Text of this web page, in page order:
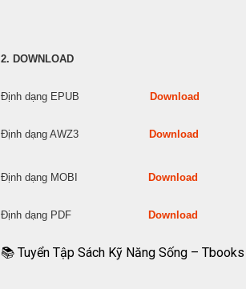
2. DOWNLOAD
Định dạng EPUB Download
Định dạng AWZ3 Download
Định dạng MOBI Download
Định dạng PDF Download
📚 Tuyển Tập Sách Kỹ Năng Sống –